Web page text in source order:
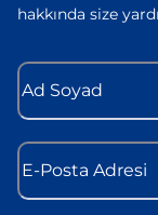
hakkında size